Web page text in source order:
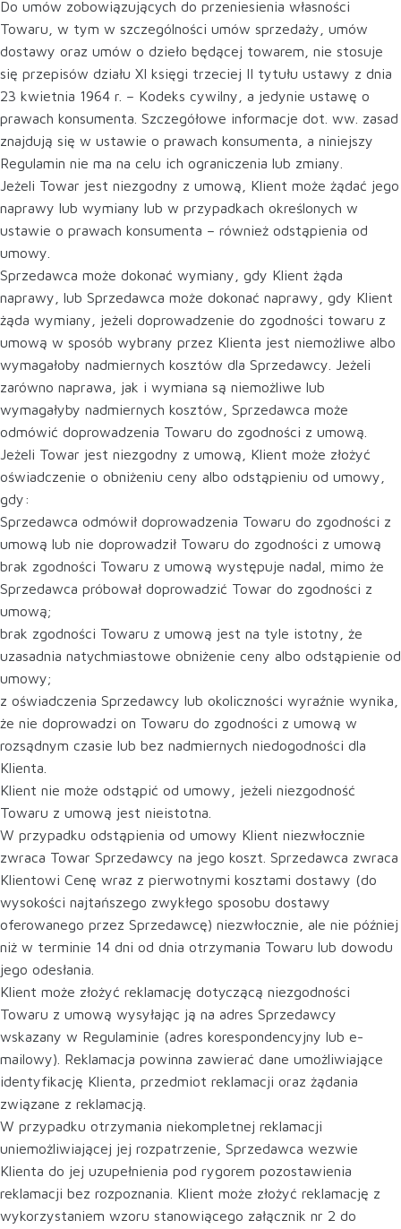
Do umów zobowiązujących do przeniesienia własności
Towaru, w tym w szczególności umów sprzedaży, umów
dostawy oraz umów o dzieło będącej towarem, nie stosuje
się przepisów działu XI księgi trzeciej II tytułu ustawy z dnia
23 kwietnia 1964 r. – Kodeks cywilny, a jedynie ustawę o
prawach konsumenta. Szczegółowe informacje dot. ww. zasad
znajdują się w ustawie o prawach konsumenta, a niniejszy
Regulamin nie ma na celu ich ograniczenia lub zmiany.
Jeżeli Towar jest niezgodny z umową, Klient może żądać jego
naprawy lub wymiany lub w przypadkach określonych w
ustawie o prawach konsumenta – również odstąpienia od
umowy.
Sprzedawca może dokonać wymiany, gdy Klient żąda
naprawy, lub Sprzedawca może dokonać naprawy, gdy Klient
żąda wymiany, jeżeli doprowadzenie do zgodności towaru z
umową w sposób wybrany przez Klienta jest niemożliwe albo
wymagałoby nadmiernych kosztów dla Sprzedawcy. Jeżeli
zarówno naprawa, jak i wymiana są niemożliwe lub
wymagałyby nadmiernych kosztów, Sprzedawca może
odmówić doprowadzenia Towaru do zgodności z umową.
Jeżeli Towar jest niezgodny z umową, Klient może złożyć
oświadczenie o obniżeniu ceny albo odstąpieniu od umowy,
gdy:
Sprzedawca odmówił doprowadzenia Towaru do zgodności z
umową lub nie doprowadził Towaru do zgodności z umową
brak zgodności Towaru z umową występuje nadal, mimo że
Sprzedawca próbował doprowadzić Towar do zgodności z
umową;
brak zgodności Towaru z umową jest na tyle istotny, że
uzasadnia natychmiastowe obniżenie ceny albo odstąpienie od
umowy;
z oświadczenia Sprzedawcy lub okoliczności wyraźnie wynika,
że nie doprowadzi on Towaru do zgodności z umową w
rozsądnym czasie lub bez nadmiernych niedogodności dla
Klienta.
Klient nie może odstąpić od umowy, jeżeli niezgodność
Towaru z umową jest nieistotna.
W przypadku odstąpienia od umowy Klient niezwłocznie
zwraca Towar Sprzedawcy na jego koszt. Sprzedawca zwraca
Klientowi Cenę wraz z pierwotnymi kosztami dostawy (do
wysokości najtańszego zwykłego sposobu dostawy
oferowanego przez Sprzedawcę) niezwłocznie, ale nie później
niż w terminie 14 dni od dnia otrzymania Towaru lub dowodu
jego odesłania.
Klient może złożyć reklamację dotyczącą niezgodności
Towaru z umową wysyłając ją na adres Sprzedawcy
wskazany w Regulaminie (adres korespondencyjny lub e-
mailowy). Reklamacja powinna zawierać dane umożliwiające
identyfikację Klienta, przedmiot reklamacji oraz żądania
związane z reklamacją.
W przypadku otrzymania niekompletnej reklamacji
uniemożliwiającej jej rozpatrzenie, Sprzedawca wezwie
Klienta do jej uzupełnienia pod rygorem pozostawienia
reklamacji bez rozpoznania. Klient może złożyć reklamację z
wykorzystaniem wzoru stanowiącego załącznik nr 2 do